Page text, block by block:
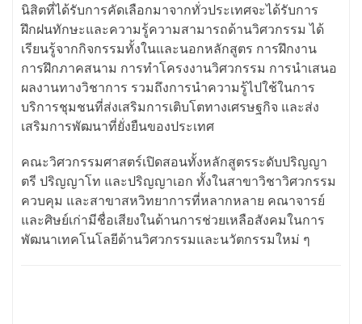
นิสิตที่ได้รับการคัดเลือกมาจากทั่วประเทศจะได้รับการ
ฝึกฝนทักษะและความรู้ความสามารถด้านวิศวกรรม ได้
เรียนรู้จากกิจกรรมทั้งในและนอกหลักสูตร การฝึกงาน
การฝึกภาคสนาม การทำโครงงานวิศวกรรม การนำเสนอ
ผลงานทางวิชาการ รวมถึงการนำความรู้ไปใช้ในการ
บริการชุมชนที่ส่งเสริมการเติบโตทางเศรษฐกิจ และส่ง
เสริมการพัฒนาที่ยั่งยืนของประเทศ
คณะวิศวกรรมศาสตร์เปิดสอนทั้งหลักสูตรระดับปริญญา
ตรี ปริญญาโท และปริญญาเอก ทั้งในสาขาวิชาวิศวกรรม
ควบคุม และสาขาสหวิทยาการที่หลากหลาย คณาจารย์
และศิษย์เก่ามีชื่อเสียงในด้านการช่วยเหลือสังคมในการ
พัฒนาเทคโนโลยีด้านวิศวกรรมและนวัตกรรมใหม่ ๆ